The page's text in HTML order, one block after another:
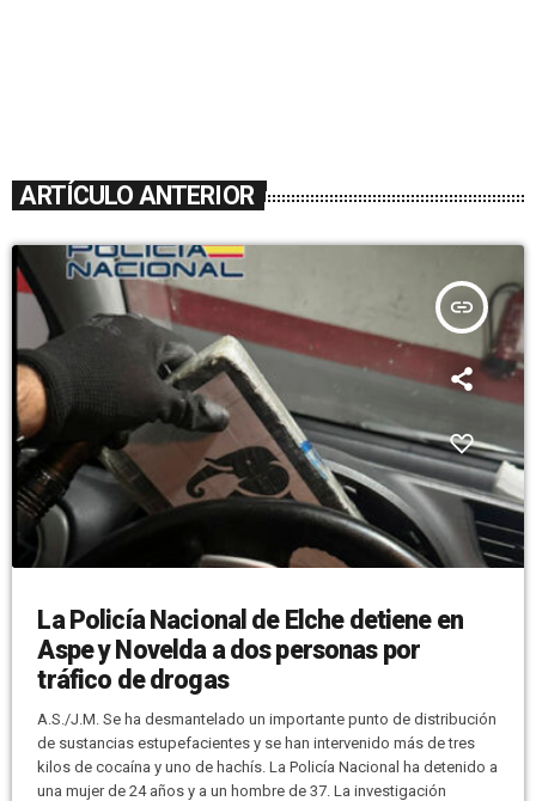
ARTÍCULO ANTERIOR
insert_link
La Policía Nacional de Elche detiene en
Aspe y Novelda a dos personas por
tráfico de drogas
A.S./J.M. Se ha desmantelado un importante punto de distribución
de sustancias estupefacientes y se han intervenido más de tres
kilos de cocaína y uno de hachís. La Policía Nacional ha detenido a
una mujer de 24 años y a un hombre de 37. La investigación